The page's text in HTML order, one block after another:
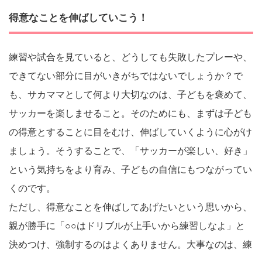
得意なことを伸ばしていこう！
練習や試合を見ていると、どうしても失敗したプレーや、
できてない部分に目がいきがちではないでしょうか？で
も、サカママとして何より大切なのは、子どもを褒めて、
サッカーを楽しませること。そのためにも、まずは子ども
の得意とすることに目をむけ、伸ばしていくように心がけ
ましょう。そうすることで、「サッカーが楽しい、好き」
という気持ちをより育み、子どもの自信にもつながってい
くのです。
ただし、得意なことを伸ばしてあげたいという思いから、
親が勝手に「○○はドリブルが上手いから練習しなよ」と
決めつけ、強制するのはよくありません。大事なのは、練